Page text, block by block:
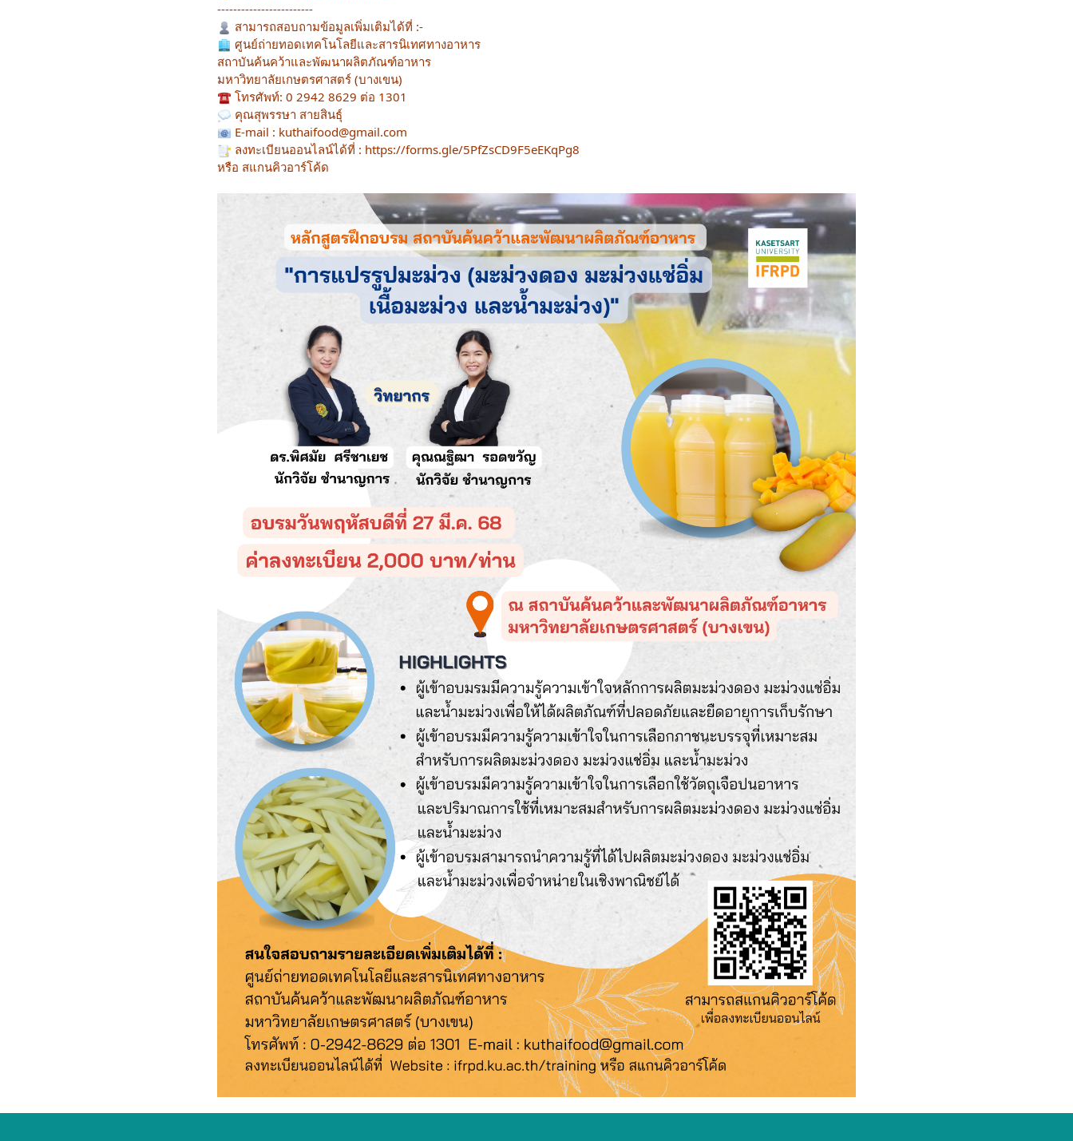
------------------------
สามารถสอบถามข้อมูลเพิ่มเติมได้ที่ :-
ศูนย์ถ่ายทอดเทคโนโลยีและสารนิเทศทางอาหาร
สถาบันค้นคว้าและพัฒนาผลิตภัณฑ์อาหาร
มหาวิทยาลัยเกษตรศาสตร์ (บางเขน)
โทรศัพท์: 0 2942 8629 ต่อ 1301
คุณสุพรรษา สายสินธุ์
E-mail : kuthaifood@gmail.com
ลงทะเบียนออนไลน์ได้ที่ : https://forms.gle/5PfZsCD9F5eEKqPg8
หรือ สแกนคิวอาร์โค้ด